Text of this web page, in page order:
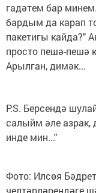
гадәтем бар
бардым да карап
пакетигы кайда?"
просто пешә-пешә
Арылган, димәк...
Р.S. Берсендә
салыйм әле азрак,
инде мин..."
Фото: Илсөя
челтәрләрендәге